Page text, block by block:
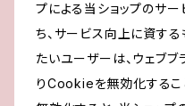
プによる当ショップのサ
ち、サービス向上に資す
たいユーザーは、ウェブ
りCookieを無効化するこ